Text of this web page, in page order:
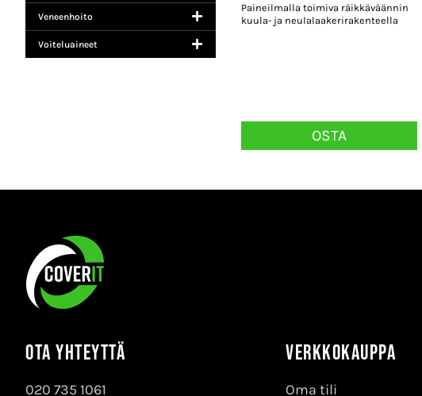
Veneenhoito
Voiteluaineet
Paineilmalla toimiva räikkäväännin
kuula- ja neulalaakerirakenteella
OSTA
Ota yhteyttä
020 735 1061
Verkkokauppa
Oma tili